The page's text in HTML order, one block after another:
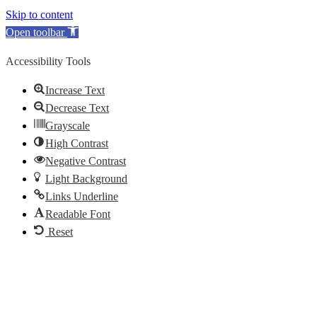
Skip to content
Open toolbar
Accessibility Tools
Increase Text
Decrease Text
Grayscale
High Contrast
Negative Contrast
Light Background
Links Underline
Readable Font
Reset